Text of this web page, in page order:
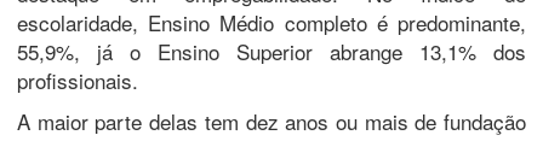
escolaridade, Ensino Médio completo é predominante,
55,9%, já o Ensino Superior abrange 13,1% dos
profissionais.
A maior parte delas tem dez anos ou mais de fundação